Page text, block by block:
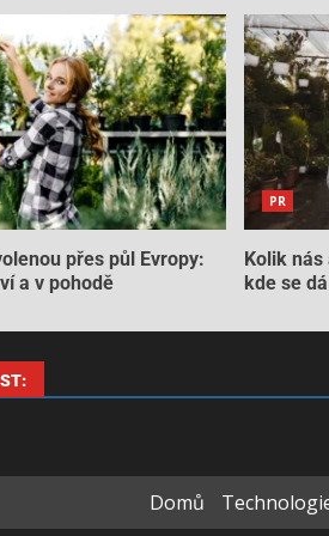
přes půl Evropy:
a v pohodě
PR
Kolik nás
kde se
Domů